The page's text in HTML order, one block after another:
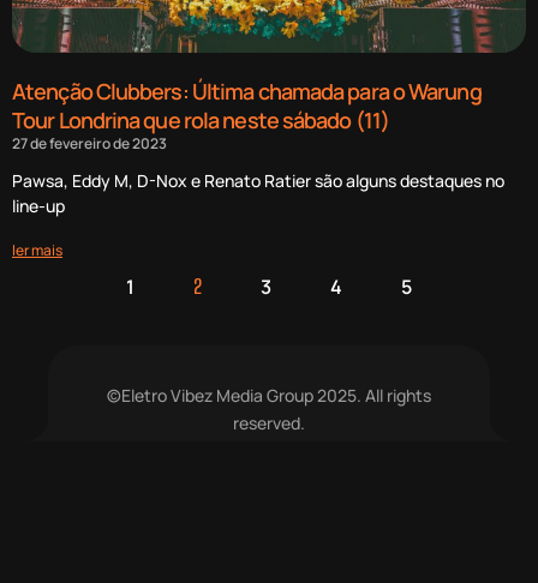
Atenção Clubbers: Última chamada para o Warung
Tour Londrina que rola neste sábado (11)
27 de fevereiro de 2023
Pawsa, Eddy M, D-Nox e Renato Ratier são alguns destaques no
line-up
ler mais
1 2 3 4 5
©Eletro Vibez Media Group 2025. All rights
reserved.